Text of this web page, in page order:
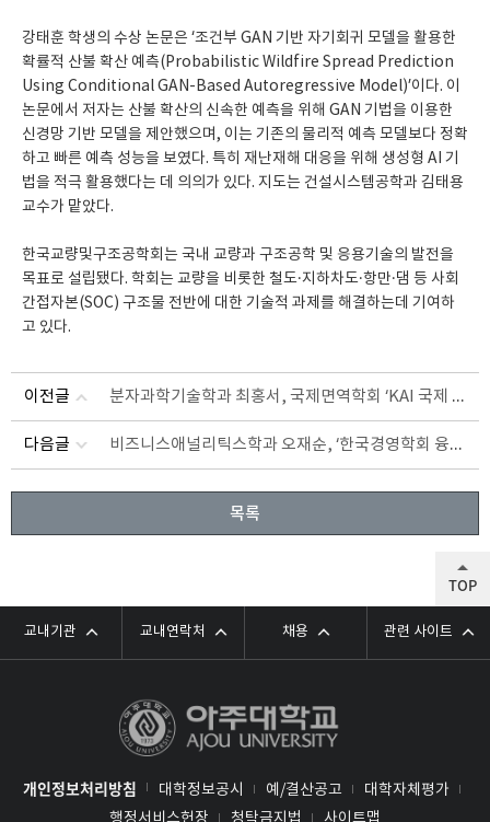
강태훈 학생의 수상 논문은 ‘조건부 GAN 기반 자기회귀 모델을 활용한
확률적 산불 확산 예측(Probabilistic Wildfire Spread Prediction
Using Conditional GAN-Based Autoregressive Model)’이다. 이
논문에서 저자는 산불 확산의 신속한 예측을 위해 GAN 기법을 이용한
신경망 기반 모델을 제안했으며, 이는 기존의 물리적 예측 모델보다 정확
하고 빠른 예측 성능을 보였다. 특히 재난재해 대응을 위해 생성형 AI 기
법을 적극 활용했다는 데 의의가 있다. 지도는 건설시스템공학과 김태용
교수가 맡았다.
한국교량및구조공학회는 국내 교량과 구조공학 및 응용기술의 발전을
목표로 설립됐다. 학회는 교량을 비롯한 철도·지하차도·항만·댐 등 사회
간접자본(SOC) 구조물 전반에 대한 기술적 과제를 해결하는데 기여하
고 있다.
이전글 분자과학기술학과 최홍서, 국제면역학회 ‘KAI 국제 발표우수상’
다음글 비즈니스애널리틱스학과 오재순, ‘한국경영학회 융합학술대회’ 우수논문상
목록
교내기관 교내연락처 채용 관련 사이트
개인정보처리방침 대학정보공시 예/결산공고
대학자체평가
행정서비스헌장
청탁금지법 사이트맵
TOP